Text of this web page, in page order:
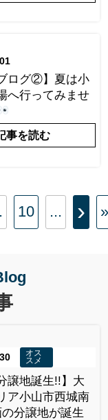
ログ②】夏は小
へ行ってみませ
事を読む
10 ... › »
オス
スメ
譲地誕生!!】大
ア小山市西城南
分譲地が誕生